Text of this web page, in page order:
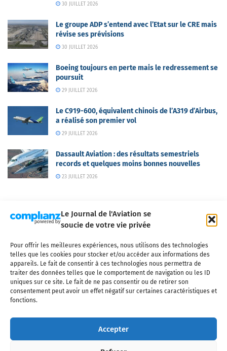
Le Journal de l'Aviation se
soucie de votre vie privée
Pour offrir les meilleures expériences, nous utilisons des technologies
telles que les cookies pour stocker et/ou accéder aux informations des
appareils. Le fait de consentir à ces technologies nous permettra de
traiter des données telles que le comportement de navigation ou les ID
uniques sur ce site. Le fait de ne pas consentir ou de retirer son
consentement peut avoir un effet négatif sur certaines caractéristiques et
fonctions.
Accepter
30 JUILLET 2026
Le groupe ADP s’entend avec l’Etat sur le CRE mais
révise ses prévisions
30 JUILLET 2026
Boeing toujours en perte mais le redressement se
poursuit
29 JUILLET 2026
Le C919-600, équivalent chinois de l’A319 d’Airbus,
a réalisé son premier vol
29 JUILLET 2026
Dassault Aviation : des résultats semestriels
records et quelques moins bonnes nouvelles
23 JUILLET 2026
Qui sommes-nous ? Nous contacter
Partenaires
Mentions légales
CGV Politique de confidentialité Cookies
l'industrie aéronautique, l'aviation commerciale, l'aviation d'affaires, les
services MRO et après-vente, le financement et la location d'aéronefs